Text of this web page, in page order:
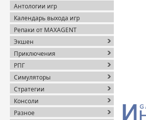
Антологии игр
Календарь выхода игр
Репаки от MAXAGENT
Экшен
Приключения
РПГ
Симуляторы
Стратегии
Консоли
Разное